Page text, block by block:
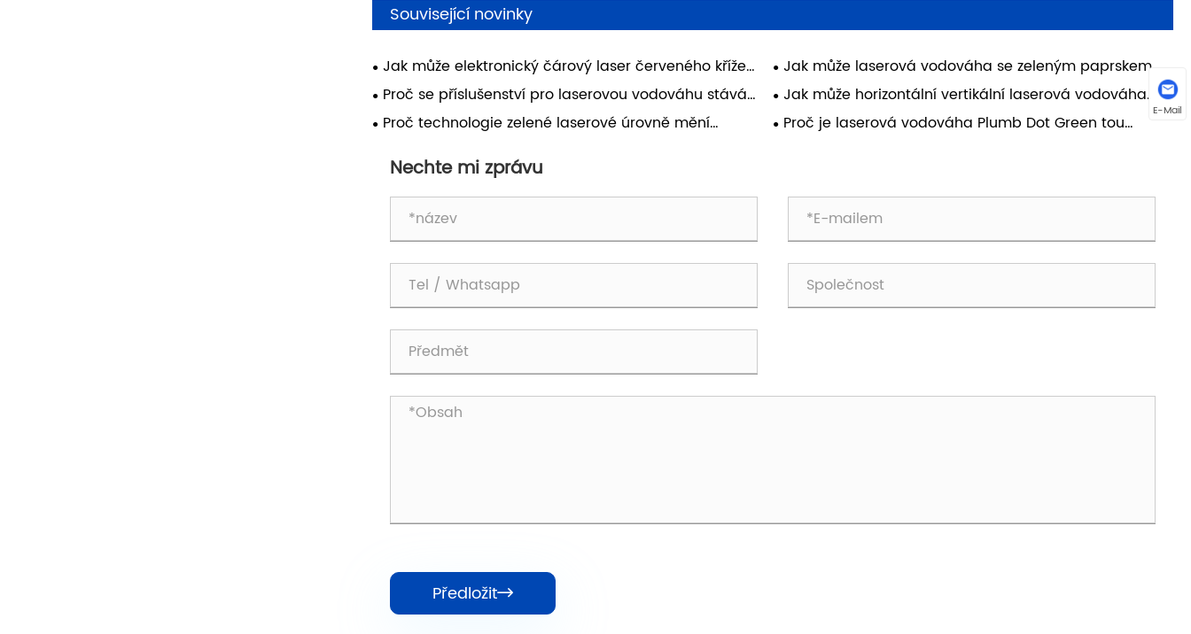
Související novinky
Jak může elektronický čárový laser červeného kříže
zlepšit přesnost a efektivitu v moderních stavebních
projektech?
Jak může laserová vodováha se zeleným paprskem
pro stavebnictví zlepšit přesnost a efektivitu na
moderních stavbách
Proč se příslušenství pro laserovou vodováhu stává
pro moderní práci nezbytným?
Jak může horizontální vertikální laserová vodováha
Green Cross Line zlepšit přesnost v moderních
stavebních a kutilských projektech
Proč technologie zelené laserové úrovně mění
Proč je laserová vodováha Plumb Dot Green tou
Nechte mi zprávu
Předložit
E-Mail